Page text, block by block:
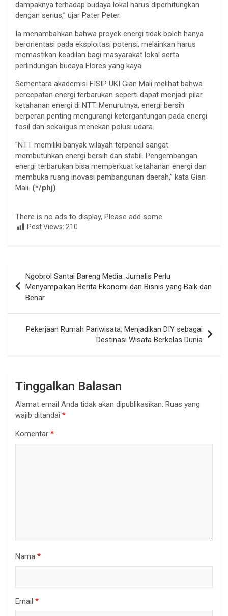
dampaknya terhadap budaya lokal harus diperhitungkan
dengan serius,” ujar Pater Peter.
Ia menambahkan bahwa proyek energi tidak boleh hanya
berorientasi pada eksploitasi potensi, melainkan harus
memastikan keadilan bagi masyarakat lokal serta
perlindungan budaya Flores yang kaya.
Sementara akademisi FISIP UKI Gian Mali melihat bahwa
percepatan energi terbarukan seperti dapat menjadi pilar
ketahanan energi di NTT. Menurutnya, energi bersih
berperan penting mengurangi ketergantungan pada energi
fosil dan sekaligus menekan polusi udara.
“NTT memiliki banyak wilayah terpencil sangat
membutuhkan energi bersih dan stabil. Pengembangan
energi terbarukan bisa memperkuat ketahanan energi dan
membuka ruang inovasi pembangunan daerah,” kata Gian
Mali. (*/phj)
There is no ads to display, Please add some
Post Views: 210
pos
Ngobrol Santai Bareng Media: Jurnalis Perlu
Menyampaikan Berita Ekonomi dan Bisnis yang Baik dan
Benar
Pekerjaan Rumah Pariwisata: Menjadikan DIY sebagai
Destinasi Wisata Berkelas Dunia
Tinggalkan Balasan
Alamat email Anda tidak akan dipublikasikan. Ruas yang
wajib ditandai *
Komentar *
Nama *
Email *